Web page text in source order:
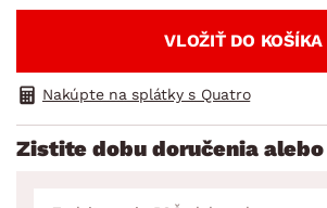
VLOŽIŤ DO KOŠÍKA
Nakúpte na splátky s Quatro
Zistite dobu doručenia